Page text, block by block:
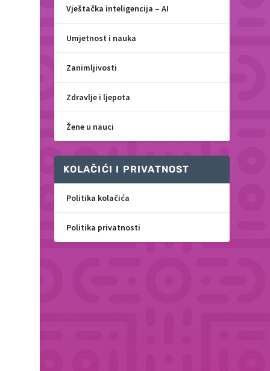
Vještačka inteligencija – AI
Umjetnost i nauka
Zanimljivosti
Zdravlje i ljepota
Žene u nauci
KOLAČIĆI I PRIVATNOST
Politika kolačića
Politika privatnosti